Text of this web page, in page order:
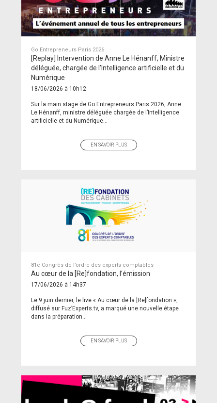
Go Entrepreneurs Paris 2026
[Replay] Intervention de Anne Le Hénanff, Ministre
déléguée, chargée de l’Intelligence artificielle et du
Numérique
18/06/2026 à 10h12
Sur la main stage de Go Entrepreneurs Paris 2026, Anne
Le Hénanff, ministre déléguée chargée de l’Intelligence
artificielle et du Numérique...
EN SAVOIR PLUS
81e Congrès de l’ordre des experts-comptables
Au cœur de la [Re]fondation, l’émission
17/06/2026 à 14h37
Le 9 juin dernier, le live « Au cœur de la [Re]fondation »,
diffusé sur Fuz’Experts.tv, a marqué une nouvelle étape
dans la préparation...
EN SAVOIR PLUS